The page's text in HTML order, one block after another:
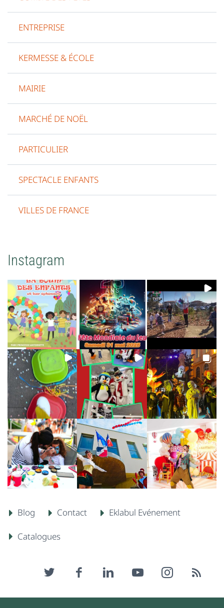
ENTREPRISE
KERMESSE & ÉCOLE
MAIRIE
MARCHÉ DE NOËL
PARTICULIER
SPECTACLE ENFANTS
VILLES DE FRANCE
Instagram
Blog Contact Eklabul Evénement
Catalogues